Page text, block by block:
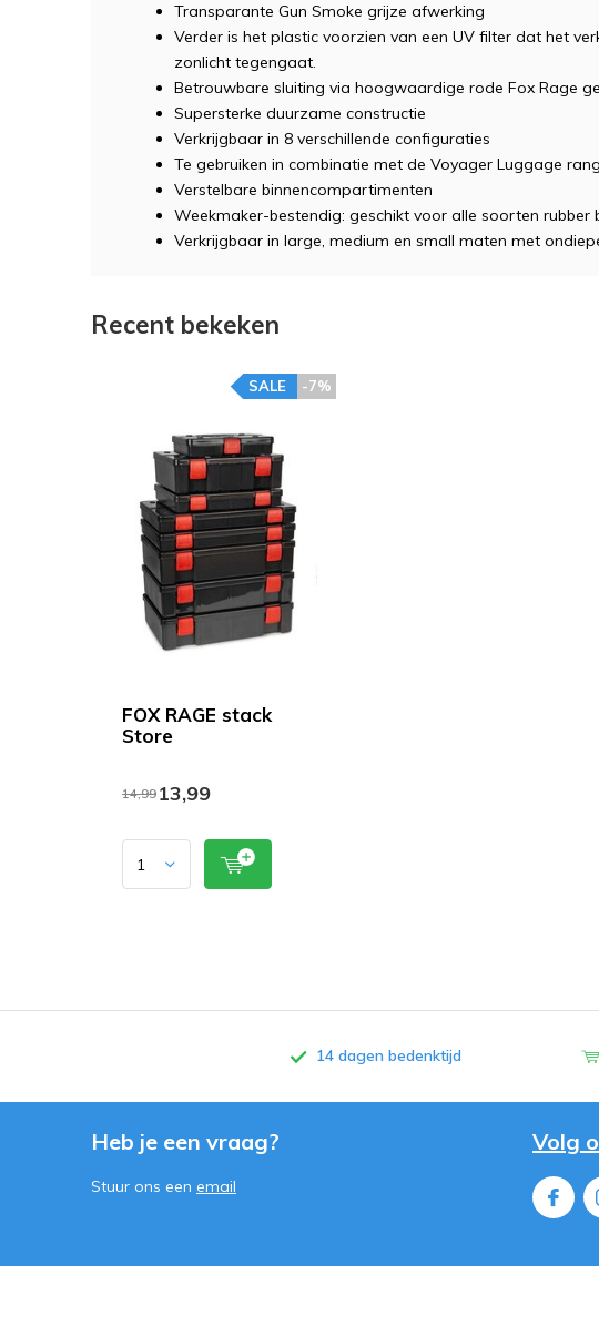
Transparante Gun Smoke grijze afwerking
Verder is het plastic voorzien van een UV filter dat het
zonlicht tegengaat.
Betrouwbare sluiting via hoogwaardige rode Fox Rage
Supersterke duurzame constructie
Verkrijgbaar in 8 verschillende configuraties
Te gebruiken in combinatie met de Voyager Luggage
Verstelbare binnencompartimenten
Weekmaker-bestendig: geschikt voor alle soorten rubber
Verkrijgbaar in large, medium en small maten met
Recent bekeken
FOX RAGE stack
Store
-7%
SALE
14,9913,99
14 dagen bedenktijd
Heb je een vraag?
Stuur ons een email
Volg